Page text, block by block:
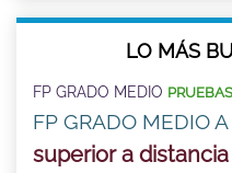
LO MÁS
FP GRADO MEDIO
FP GRADO MEDIO
superior a